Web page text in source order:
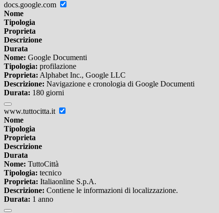
docs.google.com
Nome
Tipologia
Proprieta
Descrizione
Durata
Nome: Google Documenti
Tipologia: profilazione
Proprieta: Alphabet Inc., Google LLC
Descrizione: Navigazione e cronologia di Google Documenti
Durata: 180 giorni
www.tuttocitta.it
Nome
Tipologia
Proprieta
Descrizione
Durata
Nome: TuttoCittà
Tipologia: tecnico
Proprieta: Italiaonline S.p.A.
Descrizione: Contiene le informazioni di localizzazione.
Durata: 1 anno